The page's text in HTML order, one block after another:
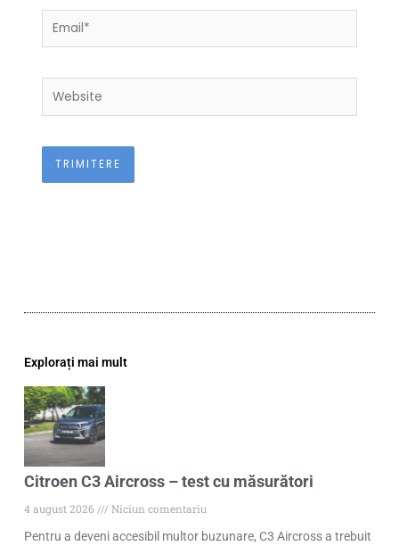
Email*
Website
Explorați mai mult
Citroen C3 Aircross – test cu măsurători
4 august 2026
Niciun comentariu
Pentru a deveni accesibil multor buzunare, C3 Aircross a trebuit